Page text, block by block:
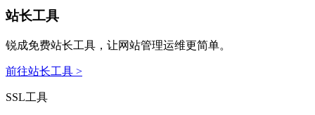
站长工具
锐成免费站长工具，让网站管理运维更简单。
前往站长工具 >
SSL工具